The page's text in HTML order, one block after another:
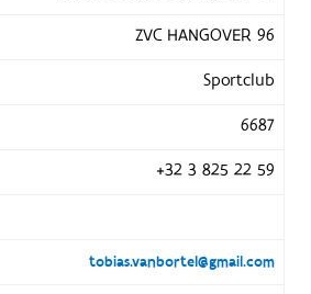
ZVC HANGOVER 96
Sportclub
6687
+32 3 825 22 59
tobias.vanbortel@gmail.com